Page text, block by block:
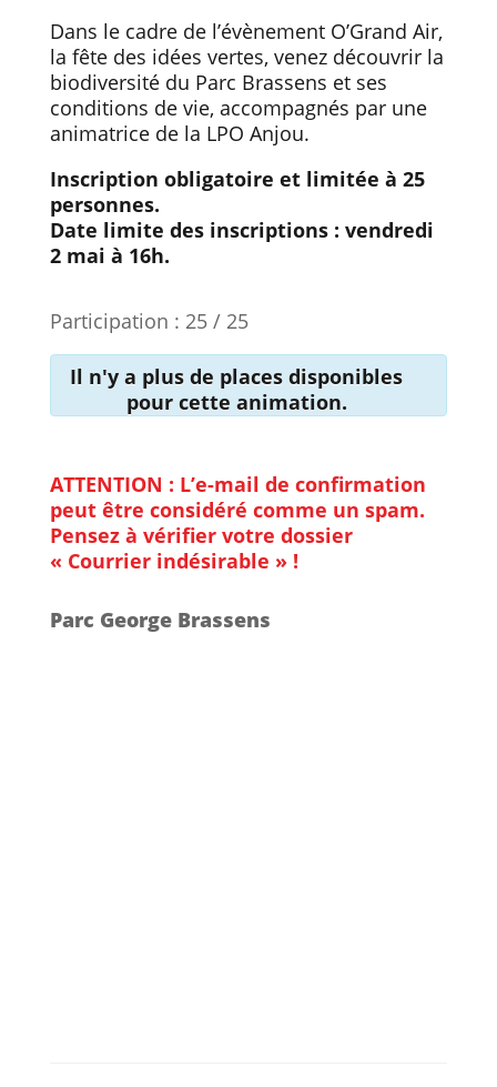
Dans le cadre de l’évènement O’Grand Air,
la fête des idées vertes, venez découvrir la
biodiversité du Parc Brassens et ses
conditions de vie, accompagnés par une
animatrice de la LPO Anjou.
Inscription obligatoire et limitée à 25
personnes.
Date limite des inscriptions : vendredi
2 mai à 16h.
Participation : 25 / 25
Il n'y a plus de places disponibles
pour cette animation.
ATTENTION : L’e-mail de confirmation
peut être considéré comme un spam.
Pensez à vérifier votre dossier
« Courrier indésirable » !
Parc George Brassens